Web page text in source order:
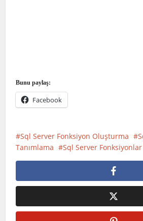
Bunu paylaş:
Facebook
Sql Server Fonksiyon Oluşturma
Tanımlama
Sql Server Fonksiyonlar